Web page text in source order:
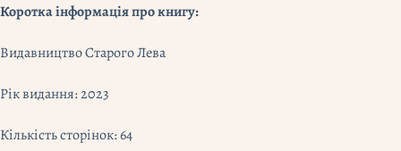
Коротка інформація про книгу:
Видавництво Старого Лева
Рік видання: 2023
Кількість сторінок: 64